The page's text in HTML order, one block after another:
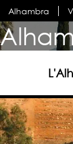
Alhambra